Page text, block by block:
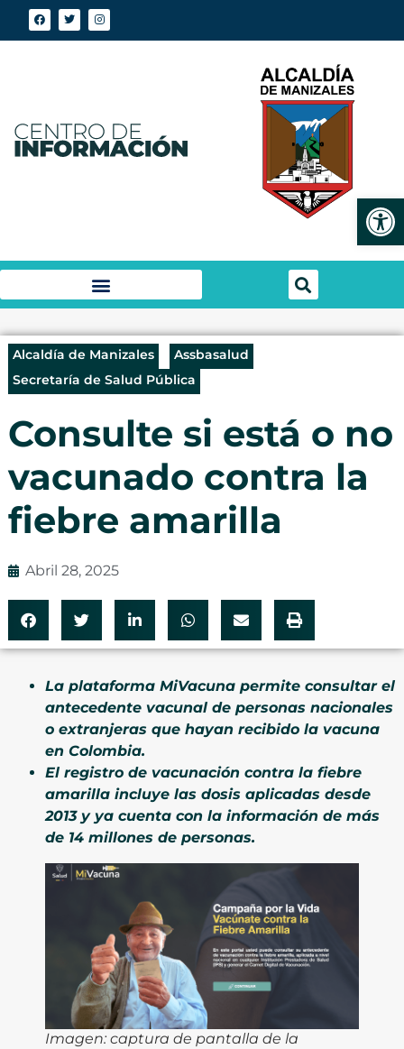
Alcaldía de Manizales
Assbasalud
Secretaría de Salud Pública
Consulte si está o no
vacunado contra la
fiebre amarilla
Abril 28, 2025
La plataforma MiVacuna permite consultar el
antecedente vacunal de personas nacionales
o extranjeras que hayan recibido la vacuna
en Colombia.
El registro de vacunación contra la fiebre
amarilla incluye las dosis aplicadas desde
2013 y ya cuenta con la información de más
de 14 millones de personas.
Imagen: captura de pantalla de la